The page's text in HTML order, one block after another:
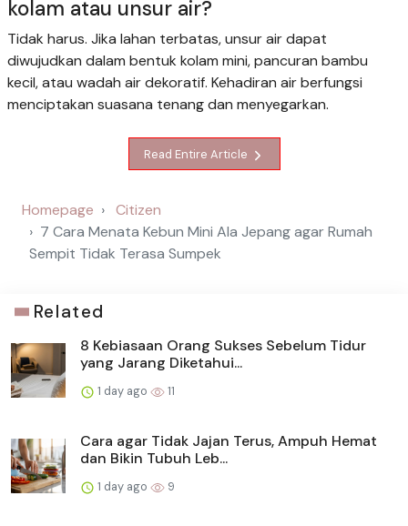
kolam atau unsur air?
Tidak harus. Jika lahan terbatas, unsur air dapat
diwujudkan dalam bentuk kolam mini, pancuran bambu
kecil, atau wadah air dekoratif. Kehadiran air berfungsi
menciptakan suasana tenang dan menyegarkan.
Read Entire Article
Homepage
Citizen
7 Cara Menata Kebun Mini Ala Jepang agar Rumah
Sempit Tidak Terasa Sumpek
Related
8 Kebiasaan Orang Sukses Sebelum Tidur
yang Jarang Diketahui...
1 day ago 11
Cara agar Tidak Jajan Terus, Ampuh Hemat
dan Bikin Tubuh Leb...
1 day ago 9